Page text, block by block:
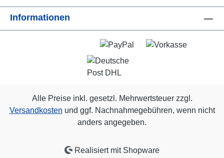
Informationen
Alle Preise inkl. gesetzl. Mehrwertsteuer zzgl.
Versandkosten und ggf. Nachnahmegebühren, wenn nicht
anders angegeben.
Realisiert mit Shopware